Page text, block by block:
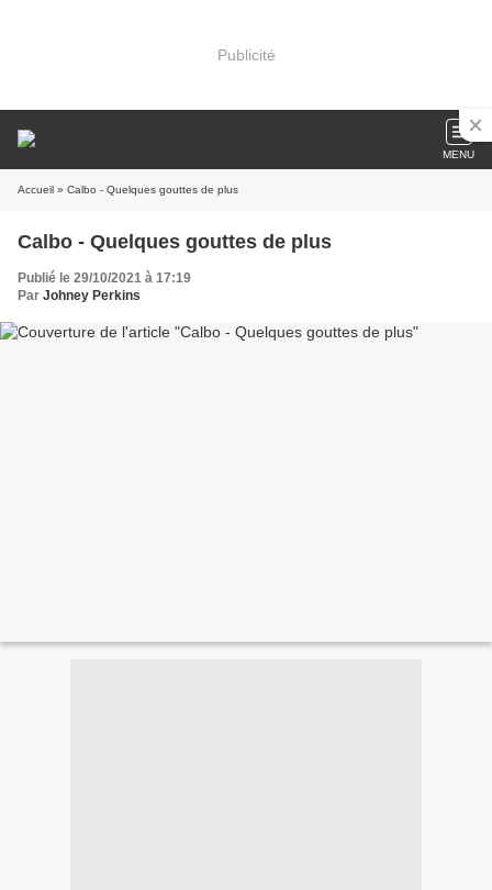
Publicité
MENU
Accueil » Calbo - Quelques gouttes de plus
Calbo - Quelques gouttes de plus
Publié le 29/10/2021 à 17:19
Par Johney Perkins